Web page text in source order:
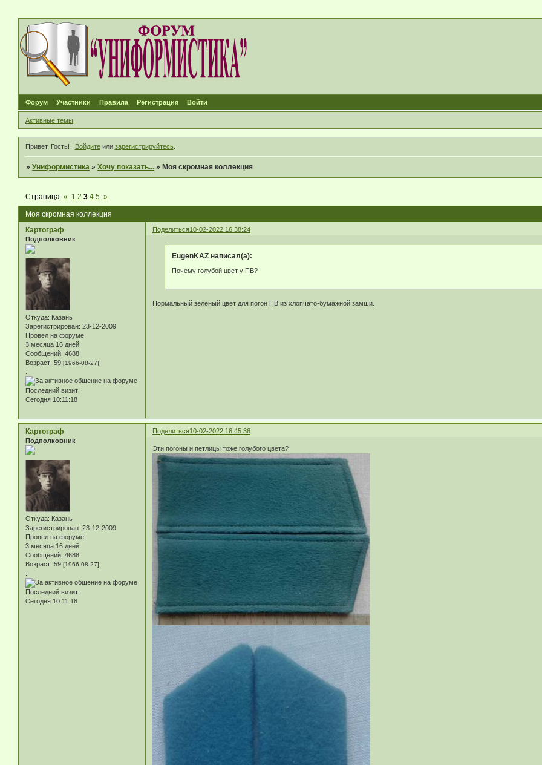
Форум Участники Правила Регистрация Войти
Активные темы
Привет, Гость! Войдитеили зарегистрируйтесь.
»Униформистика »Хочу показать... » Моя скромная коллекция
Моя скромная коллекция
Страница:« 1 2 3 4 5 »
Поделиться10-02-2022 16:38:24
Картограф
Подполковник
Откуда: Казань
Зарегистрирован: 23-12-2009
Провел на форуме:
3 месяца 16 дней
Сообщений: 4688
Возраст: 59 [1966-08-27]
.:
Последний визит:
Сегодня 10:11:18
EugenKAZ написал(а):
Почему голубой цвет у ПВ?
Нормальный зеленый цвет для погон ПВ из хлопчато-бумажной замши.
Поделиться10-02-2022 16:45:36
Картограф
Подполковник
Откуда: Казань
Зарегистрирован: 23-12-2009
Провел на форуме:
3 месяца 16 дней
Сообщений: 4688
Возраст: 59 [1966-08-27]
.:
Последний визит:
Сегодня 10:11:18
Эти погоны и петлицы тоже голубого цвета?